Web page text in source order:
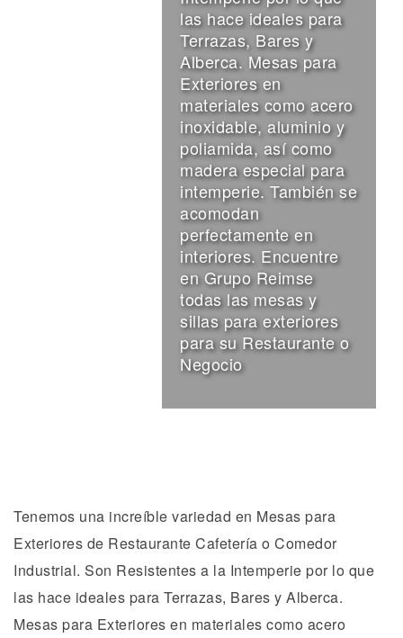
las hace ideales para
Terrazas, Bares y
Alberca. Mesas para
Exteriores en
materiales como acero
inoxidable, aluminio y
poliamida, así como
madera especial para
intemperie. También se
acomodan
perfectamente en
interiores. Encuentre
en Grupo Reimse
todas las mesas y
sillas para exteriores
para su Restaurante o
Negocio
Tenemos una increíble variedad en Mesas para
Exteriores de Restaurante Cafetería o Comedor
Industrial. Son Resistentes a la Intemperie por lo que
las hace ideales para Terrazas, Bares y Alberca.
Mesas para Exteriores en materiales como acero